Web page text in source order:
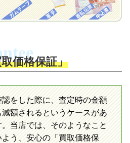
キットに同封する発送ガイドの手順
当店へ無料で発送いただけます。
に査定したおもちゃがご到着後、ご
の口座に即日入金可能です。
梱包
い。お電話にて集荷依頼を行い発
当店へ無料で発送いただけます。
に査定したおもちゃがご到着後、ご
の口座に即日入金可能です。
価格保証」
認をした際に、査定時の金額
減額されるというケースがあ
。当店では、そのようなこと
よう、安心の「買取価格保